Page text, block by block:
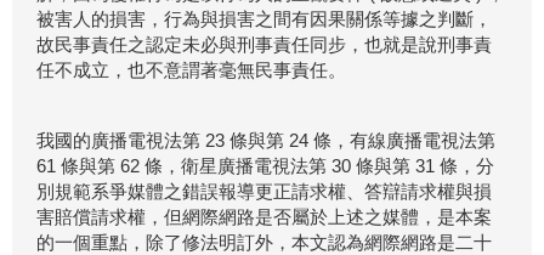
被害人的損害，行為與損害之間有因果關係等據之判斷，
故民事責任之認定未必與刑事責任同步，也就是說刑事責
任不成立，也不意謂著毫無民事責任。
我國的廣播電視法第 23 條與第 24 條，有線廣播電視法第
61 條與第 62 條，衛星廣播電視法第 30 條與第 31 條，分
別規範系爭媒體之錯誤報導更正請求權、答辯請求權與損
害賠償請求權，但網際網路是否屬於上述之媒體，是本案
的一個重點，除了修法明訂外，本文認為網際網路是二十